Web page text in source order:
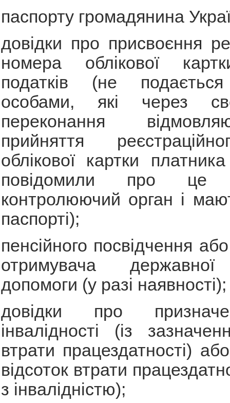
паспорту громадянина
довідки про присвоєння
номера облікової
податків (не
особами, які через
переконання
прийняття
облікової картки
повідомили про це
контролюючий орган і
паспорті);
пенсійного посвідчення
отримувача державної
допомоги (у разі наявності);
довідки про
інвалідності (із
втрати працездатності)
відсоток втрати
з інвалідністю);